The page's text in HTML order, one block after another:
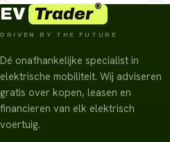
EV Trader®
DRIVEN BY THE FUTURE
Dé onafhankelijke specialist in
elektrische mobiliteit. Wij adviseren
gratis over kopen, leasen en
financieren van elk elektrisch
voertuig.